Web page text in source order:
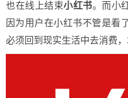
也在线上结束小红书。而小
因为用户在小红书不管是看
必须回到现实生活中去消费，